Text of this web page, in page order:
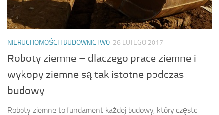
NIERUCHOMOŚCI I BUDOWNICTWO 26 LUTEGO 2017
Roboty ziemne – dlaczego prace ziemne i
wykopy ziemne są tak istotne podczas
budowy
Roboty ziemne to fundament każdej budowy, który często